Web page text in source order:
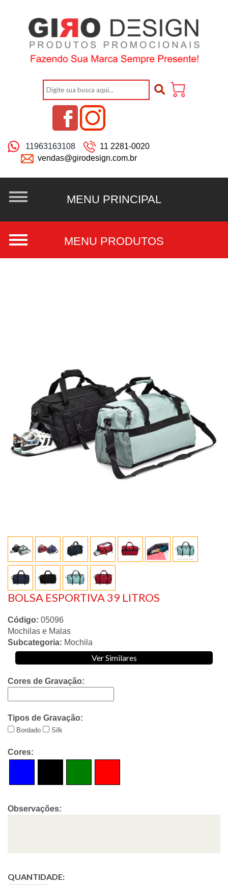
11963163108
11 2281-0020
vendas@girodesign.com.br
BOLSA ESPORTIVA 39 LITROS
Código: 05096
Mochilas e Malas
Subcategoria: Mochila
Ver Similares
Cores de Gravação:
Tipos de Gravação:
Bordado Silk
Cores:
Observações:
QUANTIDADE: